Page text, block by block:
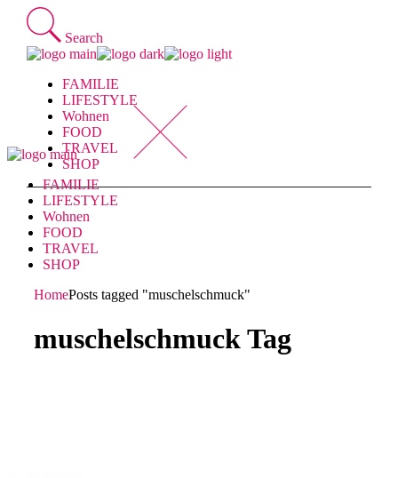
Skip
content
Search
FAMILIE
LIFESTYLE
Wohnen
FOOD
TRAVEL
SHOP
FAMILIE
LIFESTYLE
Wohnen
FOOD
TRAVEL
SHOP
HomePosts tagged "muschelschmuck"
muschelschmuck Tag